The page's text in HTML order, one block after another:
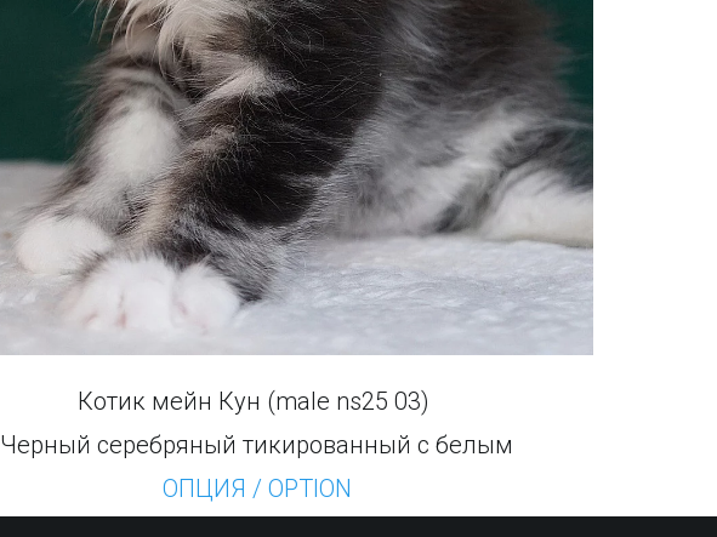
Котик мейн Кун (male ns25 03)
Черный серебряный тикированный с белым
ОПЦИЯ / OPTION